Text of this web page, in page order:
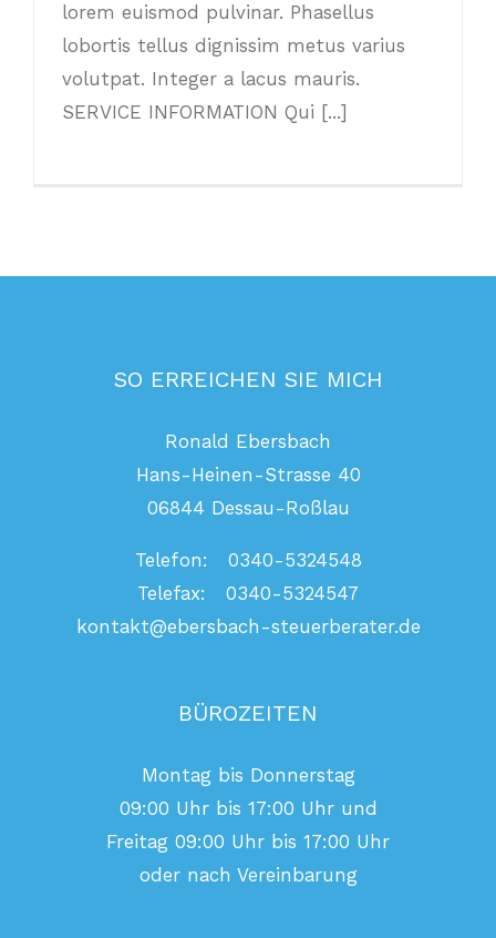
lorem euismod pulvinar. Phasellus
lobortis tellus dignissim metus varius
volutpat. Integer a lacus mauris.
SERVICE INFORMATION Qui [...]
SO ERREICHEN SIE MICH
Ronald Ebersbach
Hans-Heinen-Strasse 40
06844 Dessau-Roßlau
Telefon: 0340-5324548
Telefax: 0340-5324547
kontakt@ebersbach-steuerberater.de
BÜROZEITEN
Montag bis Donnerstag
09:00 Uhr bis 17:00 Uhr und
Freitag 09:00 Uhr bis 17:00 Uhr
oder nach Vereinbarung